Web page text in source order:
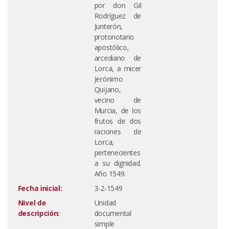
por don Gil
Rodríguez de
Junterón,
protonotario
apostólico,
arcediano de
Lorca, a micer
Jerónimo
Quijano,
vecino de
Murcia, de los
frutos de dos
raciones de
Lorca,
pertenecientes
a su dignidad.
Año 1549.
Fecha inicial:
3-2-1549
Nivel de
descripción:
Unidad
documental
simple